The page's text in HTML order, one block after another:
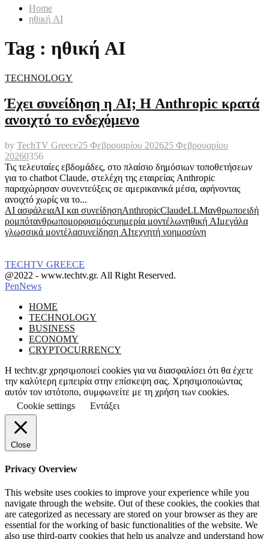
Home
ηθική AI
Tag : ηθική AI
TECHNOLOGY
Έχει συνείδηση η AI; Η Anthropic κρατά
ανοιχτό το ενδεχόμενο
by TechTV Greece25 Φεβρουαρίου 202625 Φεβρουαρίου
20260356
Τις τελευταίες εβδομάδες, στο πλαίσιο δημόσιων τοποθετήσεων
για το chatbot Claude, στελέχη της εταιρείας Anthropic
παραχώρησαν συνεντεύξεις σε αμερικανικά μέσα, αφήνοντας
ανοιχτό χωρίς να το...
AI ασφάλειαAI και συνείδησηAnthropicClaudeLLMανθρωποειδή
ρομπότανθρωπομορφισμόςευημερία μοντέλωνηθική AIμεγάλα
γλωσσικά μοντέλασυνείδηση AIτεχνητή νοημοσύνη
TECHTV GREECE
Facebook
Instagram
@2022 - www.techtv.gr. All Right Reserved.
PenNews
HOME
TECHNOLOGY
BUSINESS
ECONOMY
CRYPTOCURRENCY
Η techtv.gr χρησιμοποιεί cookies για να διασφαλίσει ότι θα έχετε
την καλύτερη εμπειρία στην επίσκεψη σας. Χρησιμοποιώντας
αυτόν τον ιστότοπο, συμφωνείτε με τη χρήση των cookies.
Cookie settings
Εντάξει
Close
Privacy Overview
This website uses cookies to improve your experience while you
navigate through the website. Out of these cookies, the cookies that
are categorized as necessary are stored on your browser as they are
essential for the working of basic functionalities of the website. We
also use third-party cookies that help us analyze and understand how